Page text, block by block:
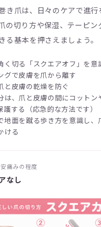
き爪は、日々のケアで進行
の切り方や保湿、テーピン
る基本を押さえましょう。
く切る「スクエアオフ」を意
グで皮膚を爪から離す
と皮膚の乾燥を防ぐ
は、爪と皮膚の間にコットン
護する（応急的な方法です）
地面を蹴る歩き方を意識し、
ける
痛みの程度
なし